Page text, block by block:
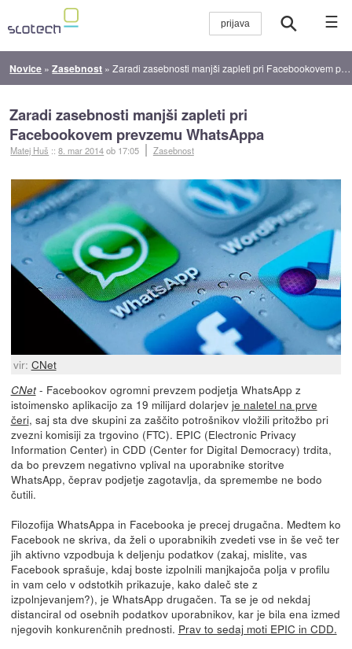
☰
Novice »Zasebnost »Zaradi zasebnosti manjši zapleti pri Facebookovem prevzemu WhatsAppa
Zaradi zasebnosti manjši zapleti pri
Facebookovem prevzemu WhatsAppa
Matej Huš ::8. mar 2014ob 17:05 Zasebnost
vir: CNet
CNet- Facebookov ogromni prevzem podjetja WhatsApp z
istoimensko aplikacijo za 19 milijard dolarjev je naletel na prve
čeri, saj sta dve skupini za zaščito potrošnikov vložili pritožbo pri
zvezni komisiji za trgovino (FTC). EPIC (Electronic Privacy
Information Center) in CDD (Center for Digital Democracy) trdita,
da bo prevzem negativno vplival na uporabnike storitve
WhatsApp, čeprav podjetje zagotavlja, da spremembe ne bodo
čutili.
Filozofija WhatsAppa in Facebooka je precej drugačna. Medtem ko
Facebook ne skriva, da želi o uporabnikih zvedeti vse in še več ter
jih aktivno vzpodbuja k deljenju podatkov (zakaj, mislite, vas
Facebook sprašuje, kdaj boste izpolnili manjkajoča polja v profilu
in vam celo v odstotkih prikazuje, kako daleč ste z
izpolnjevanjem?), je WhatsApp drugačen. Ta se je od nekdaj
distanciral od osebnih podatkov uporabnikov, kar je bila ena izmed
njegovih konkurenčnih prednosti. Prav to sedaj moti EPIC in CDD.